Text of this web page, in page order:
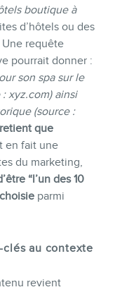
boutique à
d’hôtels ou des
Une requête
pourrait donner :
son spa sur le
xyz.com) ainsi
(source :
que
en fait une
du marketing,
“l’un des 10
parmi
au contexte
revient